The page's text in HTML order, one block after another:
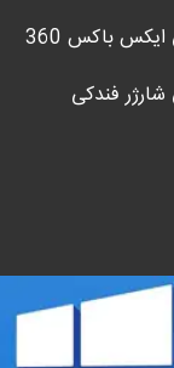
باکس 360
فندکی